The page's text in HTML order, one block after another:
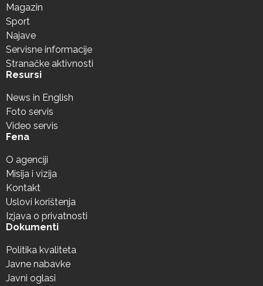
Magazin
Sport
Najave
Servisne informacije
Stranačke aktivnosti
Resursi
News in English
Foto servis
Video servis
Fena
O agenciji
Misija i vizija
Kontakt
Uslovi korištenja
Izjava o privatnosti
Dokumenti
Politika kvaliteta
Javne nabavke
Javni oglasi